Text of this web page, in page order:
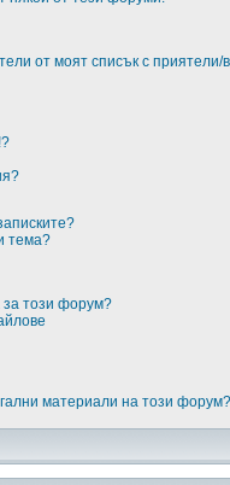
от моят списък с приятели/
тема?
за този форум?
материали на този форум?